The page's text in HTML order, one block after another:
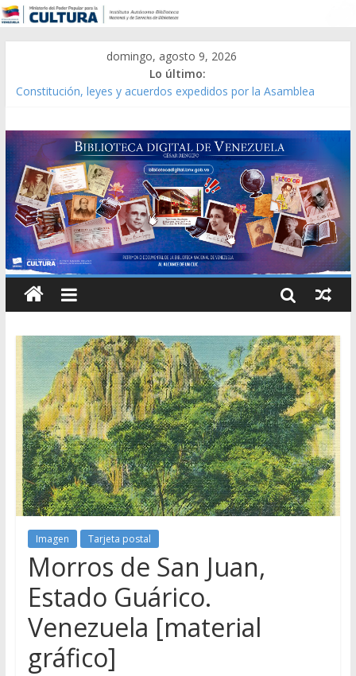
domingo, agosto 9, 2026
Lo último:
Constitución, leyes y acuerdos expedidos por la Asamblea
Modesta Bor Sánchez [material gráfico]
Gaceta Oficial de la República de Venezuela año CXXXIII Mes V,
Caracas 09 de marzo de 2006 N° 38.394
Catálogo temático de obras de Modesta Bor
Imagen Tarjeta postal
Morros de San Juan,
Estado Guárico.
Venezuela [material
gráfico]